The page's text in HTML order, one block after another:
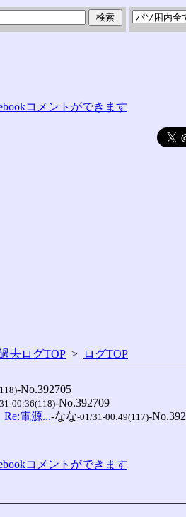
コメントができます
去ログTOP > ログTOP
-No.392705
00:36(118)-No.392709
電源...-なな-01/31-00:49(117)-
コメントができます